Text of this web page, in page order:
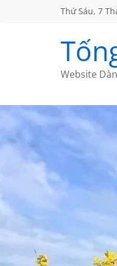
Thứ Sáu, 7
Website